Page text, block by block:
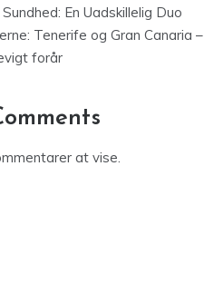
En Uadskillelig Duo
Tenerife og Gran Canaria –
forår
at vise.